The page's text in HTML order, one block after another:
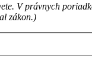
V právnych
zákon.)